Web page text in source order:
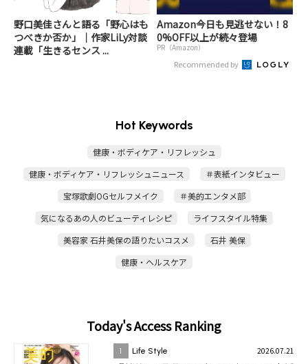
野口美佳さんと語る「野心はも
つべきか否か」｜作家LiLy対談
連載「生きるセンス ...
Amazon今日も見逃せない！8
0%OFF以上が続々登場
PR（Amazon）
Recommended by
Hot Keywords
健康・ボディケア・リフレッシュ
健康・ボディケア・リフレッシュニュース
＃表紙インタビュー
宝塚歌劇OGセルフメイク
＃美的エンタメ部
気になるあの人のビューティレシピ
ライフスタイル特集
美容家 石井美保の語りたいコスメ
石井 美保
健康・ヘルスケア
Today's Access Ranking
1 Life Style 2026.07.21